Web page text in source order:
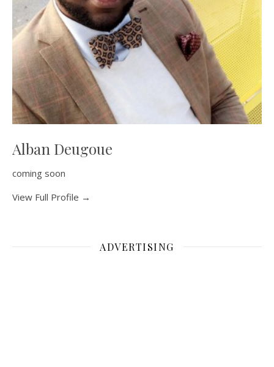
Alban Deugoue
coming soon
View Full Profile →
ADVERTISING